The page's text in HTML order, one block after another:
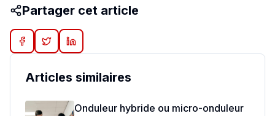
Partager cet article
Articles similaires
Onduleur hybride ou micro-onduleur